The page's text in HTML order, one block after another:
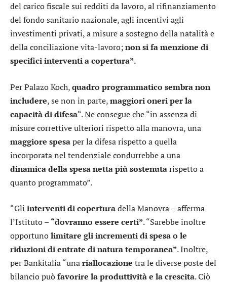
del carico fiscale sui redditi da lavoro, al rifinanziamento
del fondo sanitario nazionale, agli incentivi agli
investimenti privati, a misure a sostegno della natalità e
della conciliazione vita-lavoro;non si fa menzione di
specifici interventi a copertura”.
Per Palazo Koch,quadro programmatico sembra non
includere, se non in parte,maggiori oneri per la
capacità di difesa“. Ne consegue che “in assenza di
misure correttive ulteriori rispetto alla manovra, una
maggiore spesaper la difesa rispetto a quella
incorporata nel tendenziale condurrebbe a una
dinamica della spesa netta più sostenutarispetto a
quanto programmato”.
“Gli interventi di coperturadella Manovra – afferma
l’Istituto – “dovranno essere certi”. “Sarebbe inoltre
opportunolimitare gli incrementi di spesa o le
riduzioni di entrate di natura temporanea”. Inoltre,
per Bankitalia “unariallocazione tra le diverse poste del
bilancio puòfavorire laproduttività e la crescita. Ciò